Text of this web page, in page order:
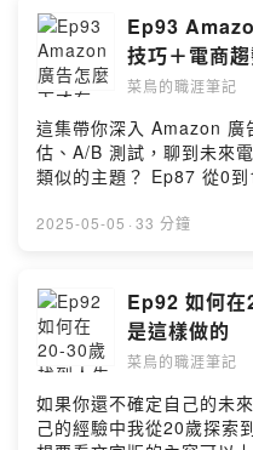
Hosting provided by
🙋 來賓介紹 Eric Sze 史
https://
@wenwenbk 🔔 我開啟了SoundOn的贊助功能，請我一
杯咖啡支持我繼續創作吧！
https://pay.soundon.fm/
4b0c-b37e-2c8706d60fa8 🎧 想聽更多類似的主
Ep85 夢想跟麵包不用二
紅教你理性追夢 🎯上IG看職場生存筆記｜美國求職技巧｜
美國留學申請的懶人包:
我的IG marketer_isabelle 📣 Special Shout-out
Engineer: Wayne Yang
Hosting provided by
Ep93
技巧＋電商
菜鳥的職涯筆記
這集帶你深入 Amazon 廣
估、A/B 測試，聊到未來電商趨
類似的主題？ Ep87 從0
異 🙋 來賓介紹 Mei Zhu - Senior Analyst, Grain Group
作吧！ https://
1be3-4b0c-b37e-2c8706d60fa8 🎯上IG看
｜美國求職技巧｜美國留
marketer_isabelle 或是想
可以填寫：https://
合作請私訊我的IG marketer_isabelle
out Audio Engineer:
2025-05-05 · 33 分鐘
Ep92 如何在
是這樣做的
菜鳥的職涯筆記
如果你還不確定自己的未
己的經驗中我從20歲探索